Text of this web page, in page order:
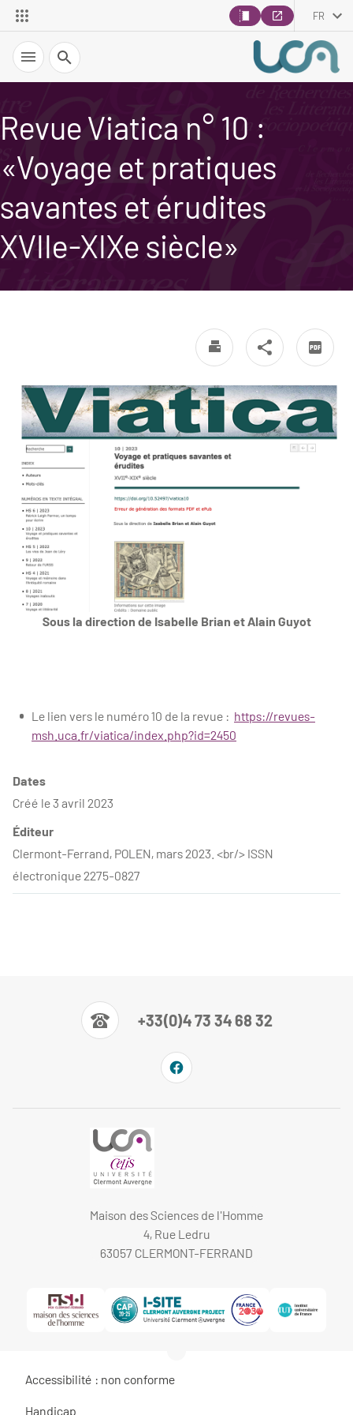
FR
Recherche
Revue Viatica n° 10 :
«Voyage et pratiques
savantes et érudites
XVIIe-XIXe siècle»
Sous la direction de Isabelle Brian et Alain Guyot
Le lien vers le numéro 10 de la revue : https://revues-
msh.uca.fr/viatica/index.php?id=2450
Dates
Créé le 3 avril 2023
Éditeur
Clermont-Ferrand, POLEN, mars 2023. <br/> ISSN
électronique 2275-0827
+33(0)4 73 34 68 32
Maison des Sciences de l'Homme
4, Rue Ledru
63057 CLERMONT-FERRAND
Accessibilité : non conforme
Handicap